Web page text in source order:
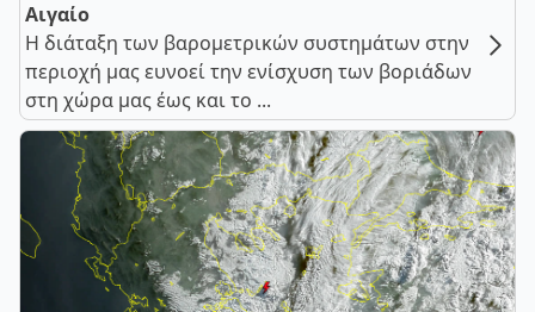
Αιγαίο
Η διάταξη των βαρομετρικών συστημάτων στην
περιοχή μας ευνοεί την ενίσχυση των βοριάδων
στη χώρα μας έως και το ...